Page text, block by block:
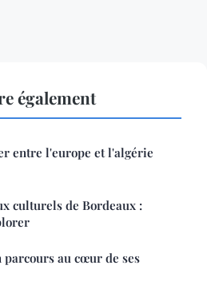
également
entre l'europe et l'algérie
culturels de Bordeaux :
au cœur de ses